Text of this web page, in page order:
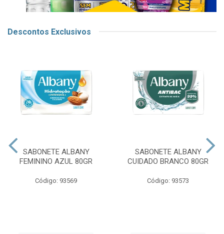
Descontos Exclusivos
SABONETE ALBANY
FEMININO AZUL 80GR
Código: 93569
SABONETE ALBANY
CUIDADO BRANCO 80GR
Código: 93573